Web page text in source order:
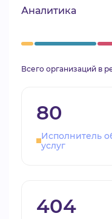
Аналитика
Всего организаций в
80
Исполнитель
услуг
404